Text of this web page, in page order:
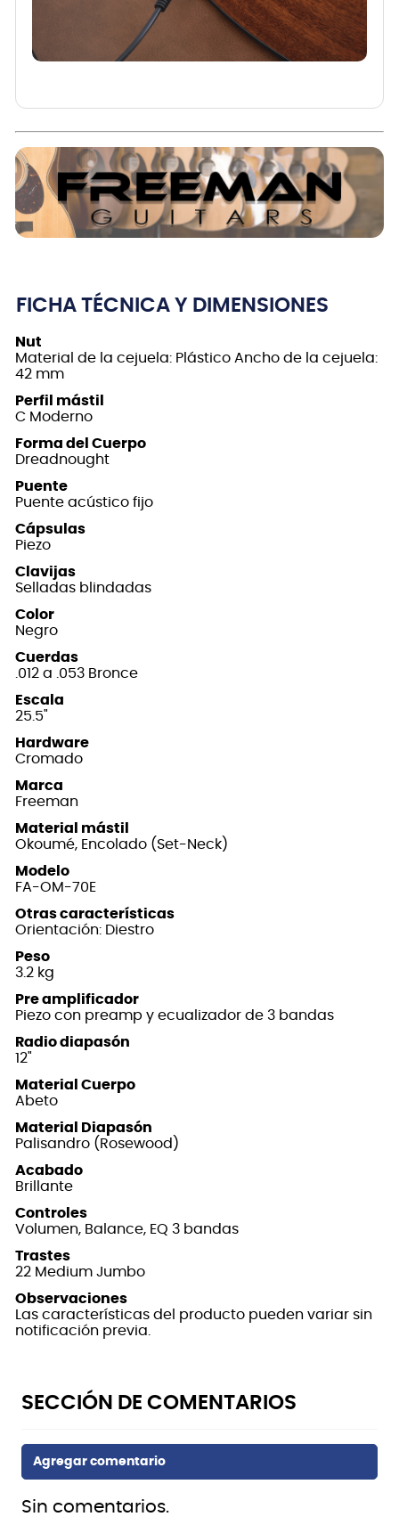
FICHA TÉCNICA Y DIMENSIONES
Nut
Material de la cejuela: Plástico Ancho de la cejuela:
42 mm
Perfil mástil
C Moderno
Forma del Cuerpo
Dreadnought
Puente
Puente acústico fijo
Cápsulas
Piezo
Clavijas
Selladas blindadas
Color
Negro
Cuerdas
.012 a .053 Bronce
Escala
25.5"
Hardware
Cromado
Marca
Freeman
Material mástil
Okoumé, Encolado (Set-Neck)
Modelo
FA-OM-70E
Otras características
Orientación: Diestro
Peso
3.2 kg
Pre amplificador
Piezo con preamp y ecualizador de 3 bandas
Radio diapasón
12"
Material Cuerpo
Abeto
Material Diapasón
Palisandro (Rosewood)
Acabado
Brillante
Controles
Volumen, Balance, EQ 3 bandas
Trastes
22 Medium Jumbo
Observaciones
Las características del producto pueden variar sin
notificación previa.
Sin comentarios.